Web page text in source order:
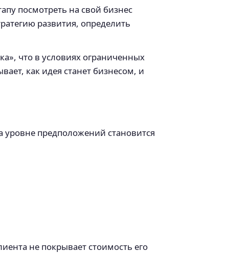
посмотреть на свой бизнес
развития, определить
что в условиях ограниченных
как идея станет бизнесом, и
уровне предположений становится
не покрывает стоимость его